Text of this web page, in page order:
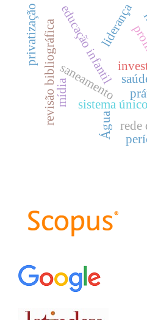
saneamento
sistema
educação infantil
revisão bibliográfica
privatização
Água
mídia
rede
liderança